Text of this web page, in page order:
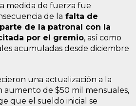
medida de fuerza fue
de la falta de
de la patronal con la
por el gremio, así como
acumuladas desde diciembre
una actualización a la
aumento de $50 mil mensuales,
que el sueldo inicial se